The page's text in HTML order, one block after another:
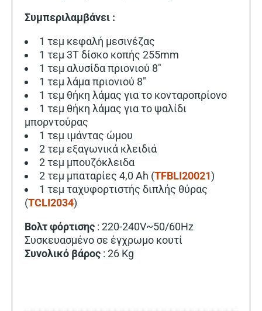
Συμπεριλαμβάνει :
1 τεμ κεφαλή μεσινέζας
1 τεμ 3Τ δίσκο κοπής 255mm
1 τεμ αλυσίδα πριονιού 8″
1 τεμ λάμα πριονιού 8″
1 τεμ θήκη λάμας για το κονταροπρίονο
1 τεμ θήκη λάμας για το ψαλίδι
μπορντούρας
1 τεμ ιμάντας ώμου
2 τεμ εξαγωνικά κλειδιά
2 τεμ μπουζόκλειδα
2 τεμ μπαταρίες 4,0 Ah (TFBLI20021)
1 τεμ ταχυφορτιστής διπλής θύρας
(TCLI2034)
Βολτ φόρτισης : 220-240V~50/60Hz
Συσκευασμένο σε έγχρωμο κουτί
Συνολικό βάρος : 26 Kg